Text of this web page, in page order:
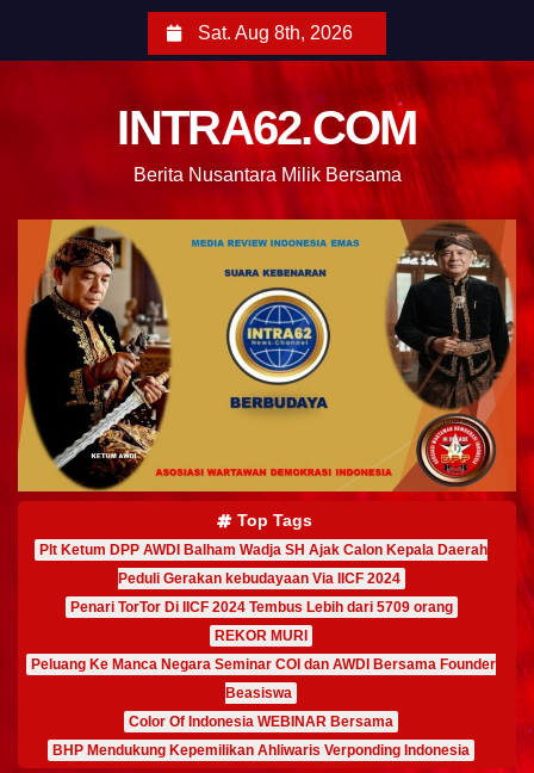
Sat. Aug 8th, 2026
INTRA62.COM
Berita Nusantara Milik Bersama
Top Tags
Plt Ketum DPP AWDI Balham Wadja SH Ajak Calon Kepala Daerah
Peduli Gerakan kebudayaan Via IICF 2024
Penari TorTor Di IICF 2024 Tembus Lebih dari 5709 orang
REKOR MURI
Peluang Ke Manca Negara Seminar COI dan AWDI Bersama Founder
Beasiswa
Color Of Indonesia WEBINAR Bersama
BHP Mendukung Kepemilikan Ahliwaris Verponding Indonesia